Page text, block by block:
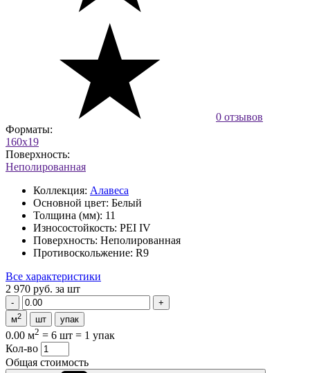
0 отзывов
Форматы:
160x19
Поверхность:
Неполированная
Коллекция: Алавеса
Основной цвет: Белый
Толщина (мм): 11
Износостойкость: PEI IV
Поверхность: Неполированная
Противоскольжение: R9
Все характеристики
2 970 руб. за шт
м2 шт упак
0.00 м2 = 6 шт = 1 упак
Кол-во
Общая стоимость